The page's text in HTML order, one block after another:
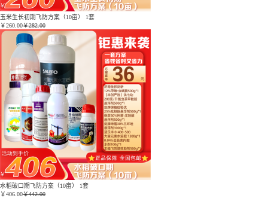
玉米生长初期飞防方案（10亩） 1套
￥260.00￥282.00
水稻破口期飞防方案（10亩） 1套
￥406.00￥442.00